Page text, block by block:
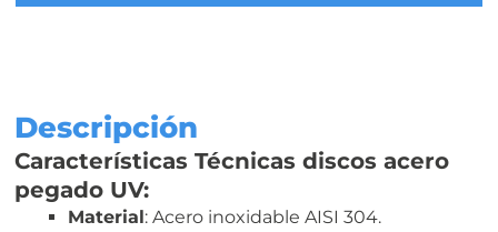
de
y
Patas
cantidad
Descripción
Características Técnicas discos acero
pegado UV:
Material: Acero inoxidable AISI 304.